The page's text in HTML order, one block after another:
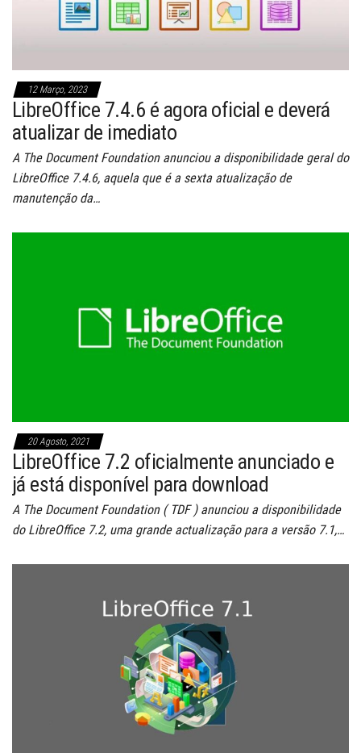
12 Março, 2023
LibreOffice 7.4.6 é agora oficial e deverá
atualizar de imediato
A The Document Foundation anunciou a disponibilidade geral do
LibreOffice 7.4.6, aquela que é a sexta atualização de
manutenção da…
20 Agosto, 2021
LibreOffice 7.2 oficialmente anunciado e
já está disponível para download
A The Document Foundation ( TDF ) anunciou a disponibilidade
do LibreOffice 7.2, uma grande actualização para a versão 7.1,…